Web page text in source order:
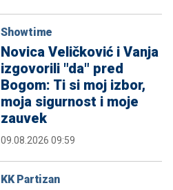
Showtime
Novica Veličković i Vanja
izgovorili "da" pred
Bogom: Ti si moj izbor,
moja sigurnost i moje
zauvek
09.08.2026 09:59
KK Partizan